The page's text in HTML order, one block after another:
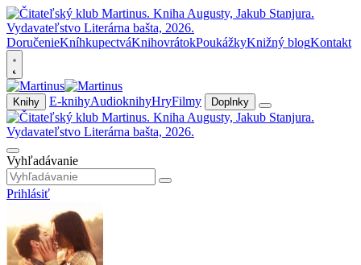
DoručenieKníhkupectváKnihovrátokPoukážkyKnižný blogKontakt
Knihy E-knihyAudioknihyHryFilmy Doplnky
Vyhľadávanie
Prihlásiť